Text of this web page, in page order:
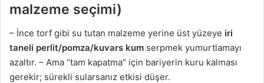
malzeme seçimi)
– İnce torf gibi su tutan malzeme yerine üst yüzeye iri
taneli perlit/pomza/kuvars kum serpmek yumurtlamayı
azaltır. – Ama “tam kapatma” için bariyerin kuru kalması
gerekir; sürekli sularsanız etkisi düşer.